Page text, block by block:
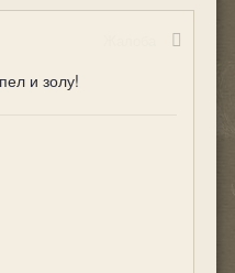
и золу!